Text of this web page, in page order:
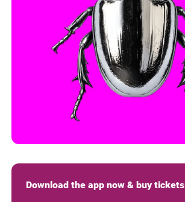
Download the app now & buy tickets